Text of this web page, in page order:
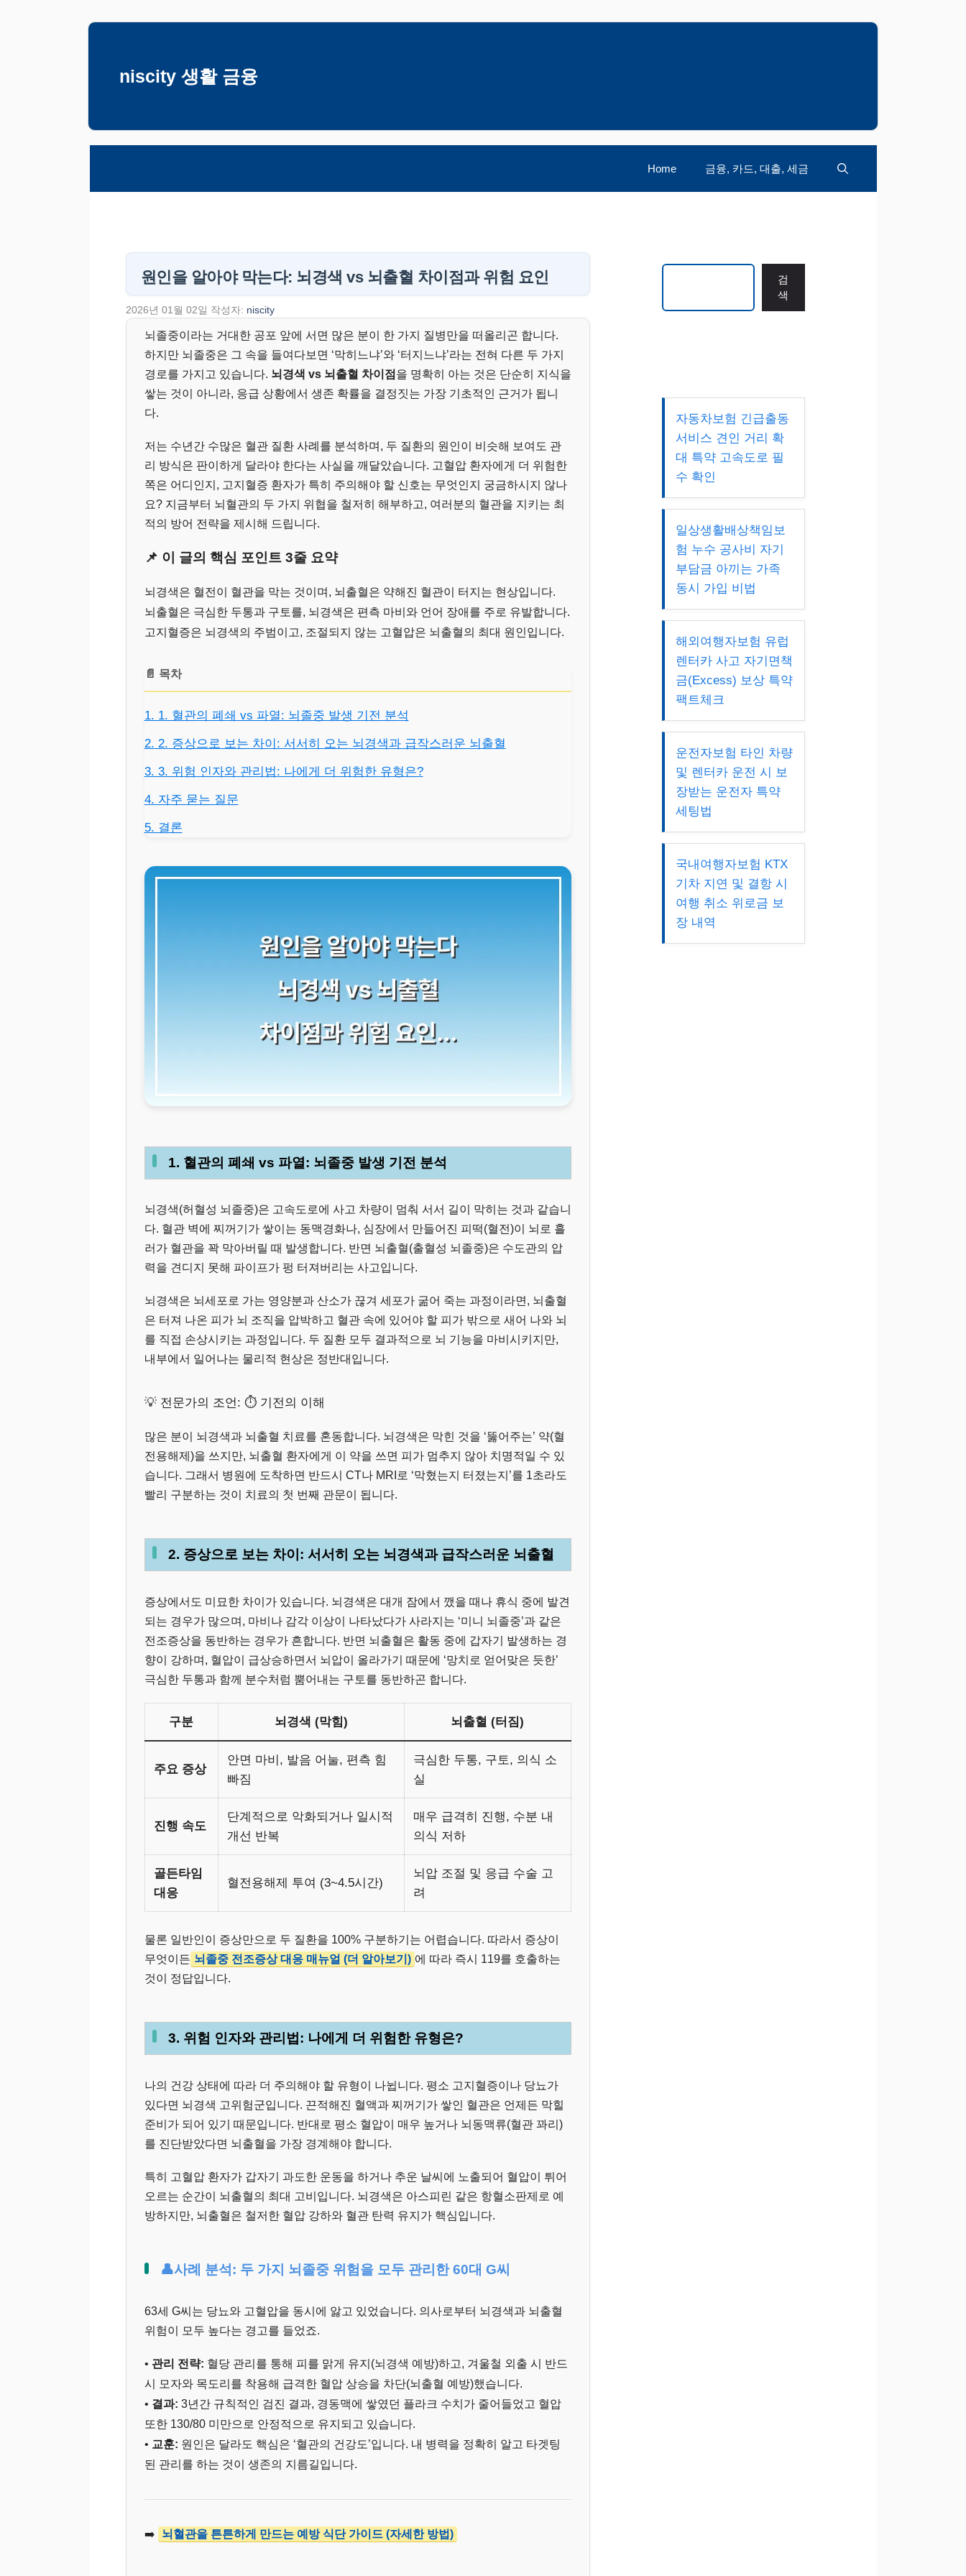
niscity 생활 금융
Home 금융, 카드, 대출, 세금
원인을 알아야 막는다: 뇌경색 vs 뇌출혈 차이점과 위험 요인
2026년 01월 02일 작성자: niscity
뇌졸중이라는 거대한 공포 앞에 서면 많은 분이 한 가지 질병만을 떠올리곤 합니다.
하지만 뇌졸중은 그 속을 들여다보면 ‘막히느냐’와 ‘터지느냐’라는 전혀 다른 두 가지
경로를 가지고 있습니다. 뇌경색 vs 뇌출혈 차이점 을 명확히 아는 것은 단순히 지식을
쌓는 것이 아니라, 응급 상황에서 생존 확률을 결정짓는 가장 기초적인 근거가 됩니
다.
저는 수년간 수많은 혈관 질환 사례를 분석하며, 두 질환의 원인이 비슷해 보여도 관
리 방식은 판이하게 달라야 한다는 사실을 깨달았습니다. 고혈압 환자에게 더 위험한
쪽은 어디인지, 고지혈증 환자가 특히 주의해야 할 신호는 무엇인지 궁금하시지 않나
요? 지금부터 뇌혈관의 두 가지 위협을 철저히 해부하고, 여러분의 혈관을 지키는 최
적의 방어 전략을 제시해 드립니다.
📌 이 글의 핵심 포인트 3줄 요약
뇌경색은 혈전이 혈관을 막는 것이며, 뇌출혈은 약해진 혈관이 터지는 현상입니다.
뇌출혈은 극심한 두통과 구토를, 뇌경색은 편측 마비와 언어 장애를 주로 유발합니다.
고지혈증은 뇌경색의 주범이고, 조절되지 않는 고혈압은 뇌출혈의 최대 원인입니다.
📄 목차
1. 1. 혈관의 폐쇄 vs 파열: 뇌졸중 발생 기전 분석
2. 2. 증상으로 보는 차이: 서서히 오는 뇌경색과 급작스러운 뇌출혈
3. 3. 위험 인자와 관리법: 나에게 더 위험한 유형은?
4. 자주 묻는 질문
5. 결론
1. 혈관의 폐쇄 vs 파열: 뇌졸중 발생 기전 분석
뇌경색(허혈성 뇌졸중)은 고속도로에 사고 차량이 멈춰 서서 길이 막히는 것과 같습니
다. 혈관 벽에 찌꺼기가 쌓이는 동맥경화나, 심장에서 만들어진 피떡(혈전)이 뇌로 흘
러가 혈관을 꽉 막아버릴 때 발생합니다. 반면 뇌출혈(출혈성 뇌졸중)은 수도관의 압
력을 견디지 못해 파이프가 펑 터져버리는 사고입니다.
뇌경색은 뇌세포로 가는 영양분과 산소가 끊겨 세포가 굶어 죽는 과정이라면, 뇌출혈
은 터져 나온 피가 뇌 조직을 압박하고 혈관 속에 있어야 할 피가 밖으로 새어 나와 뇌
를 직접 손상시키는 과정입니다. 두 질환 모두 결과적으로 뇌 기능을 마비시키지만,
내부에서 일어나는 물리적 현상은 정반대입니다.
💡 전문가의 조언: ⏱️ 기전의 이해
많은 분이 뇌경색과 뇌출혈 치료를 혼동합니다. 뇌경색은 막힌 것을 ‘뚫어주는’ 약(혈
전용해제)을 쓰지만, 뇌출혈 환자에게 이 약을 쓰면 피가 멈추지 않아 치명적일 수 있
습니다. 그래서 병원에 도착하면 반드시 CT나 MRI로 ‘막혔는지 터졌는지’를 1초라도
빨리 구분하는 것이 치료의 첫 번째 관문이 됩니다.
2. 증상으로 보는 차이: 서서히 오는 뇌경색과 급작스러운 뇌출혈
증상에서도 미묘한 차이가 있습니다. 뇌경색은 대개 잠에서 깼을 때나 휴식 중에 발견
되는 경우가 많으며, 마비나 감각 이상이 나타났다가 사라지는 ‘미니 뇌졸중’과 같은
전조증상을 동반하는 경우가 흔합니다. 반면 뇌출혈은 활동 중에 갑자기 발생하는 경
향이 강하며, 혈압이 급상승하면서 뇌압이 올라가기 때문에 ‘망치로 얻어맞은 듯한’
극심한 두통과 함께 분수처럼 뿜어내는 구토를 동반하곤 합니다.
구분 뇌경색 (막힘) 뇌출혈 (터짐)
주요 증상
안면 마비, 발음 어눌, 편측 힘
빠짐
극심한 두통, 구토, 의식 소
실
진행 속도
단계적으로 악화되거나 일시적
개선 반복
매우 급격히 진행, 수분 내
의식 저하
골든타임
대응
혈전용해제 투여 (3~4.5시간)
뇌압 조절 및 응급 수술 고
려
물론 일반인이 증상만으로 두 질환을 100% 구분하기는 어렵습니다. 따라서 증상이
무엇이든 뇌졸중 전조증상 대응 매뉴얼 (더 알아보기) 에 따라 즉시 119를 호출하는
것이 정답입니다.
3. 위험 인자와 관리법: 나에게 더 위험한 유형은?
나의 건강 상태에 따라 더 주의해야 할 유형이 나뉩니다. 평소 고지혈증이나 당뇨가
있다면 뇌경색 고위험군입니다. 끈적해진 혈액과 찌꺼기가 쌓인 혈관은 언제든 막힐
준비가 되어 있기 때문입니다. 반대로 평소 혈압이 매우 높거나 뇌동맥류(혈관 꽈리)
를 진단받았다면 뇌출혈을 가장 경계해야 합니다.
특히 고혈압 환자가 갑자기 과도한 운동을 하거나 추운 날씨에 노출되어 혈압이 튀어
오르는 순간이 뇌출혈의 최대 고비입니다. 뇌경색은 아스피린 같은 항혈소판제로 예
방하지만, 뇌출혈은 철저한 혈압 강하와 혈관 탄력 유지가 핵심입니다.
👤사례 분석: 두 가지 뇌졸중 위험을 모두 관리한 60대 G씨
63세 G씨는 당뇨와 고혈압을 동시에 앓고 있었습니다. 의사로부터 뇌경색과 뇌출혈
위험이 모두 높다는 경고를 들었죠.
• 관리 전략: 혈당 관리를 통해 피를 맑게 유지(뇌경색 예방)하고, 겨울철 외출 시 반드
시 모자와 목도리를 착용해 급격한 혈압 상승을 차단(뇌출혈 예방)했습니다.
• 결과: 3년간 규칙적인 검진 결과, 경동맥에 쌓였던 플라크 수치가 줄어들었고 혈압
또한 130/80 미만으로 안정적으로 유지되고 있습니다.
• 교훈: 원인은 달라도 핵심은 ‘혈관의 건강도’입니다. 내 병력을 정확히 알고 타겟팅
된 관리를 하는 것이 생존의 지름길입니다.
➡️ 뇌혈관을 튼튼하게 만드는 예방 식단 가이드 (자세한 방법)
검
색
자동차보험 긴급출동
서비스 견인 거리 확
대 특약 고속도로 필
수 확인
일상생활배상책임보
험 누수 공사비 자기
부담금 아끼는 가족
동시 가입 비법
해외여행자보험 유럽
렌터카 사고 자기면책
금(Excess) 보상 특약
팩트체크
운전자보험 타인 차량
및 렌터카 운전 시 보
장받는 운전자 특약
세팅법
국내여행자보험 KTX
기차 지연 및 결항 시
여행 취소 위로금 보
장 내역